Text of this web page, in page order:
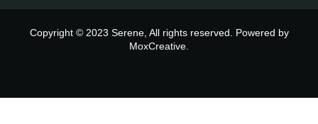
Copyright © 2023 Serene, All rights reserved. Powered by
MoxCreative.